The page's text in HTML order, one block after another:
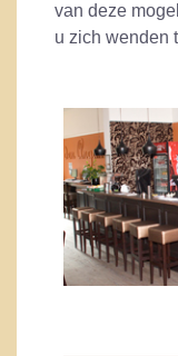
van deze
u zich wenden